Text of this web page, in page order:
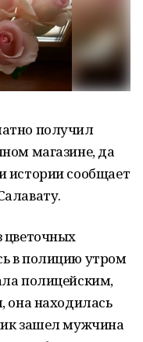
получил
магазине, да
истории сообщает
цветочных
в полицию утром
полицейским,
она находилась
зашел мужчина